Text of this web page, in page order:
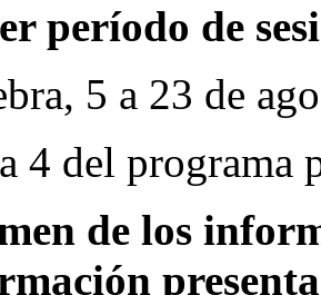
período de
5 a 23 de
4 del programa
de los